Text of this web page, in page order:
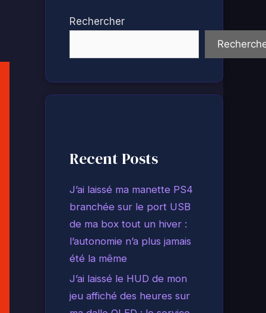
Rechercher
Recent Posts
J’ai laissé ma manette PS4
branchée sur le port USB
de ma box tout un hiver :
l’autonomie n’a plus jamais
été la même
J’ai laissé le HUD de mon
jeu affiché des heures sur